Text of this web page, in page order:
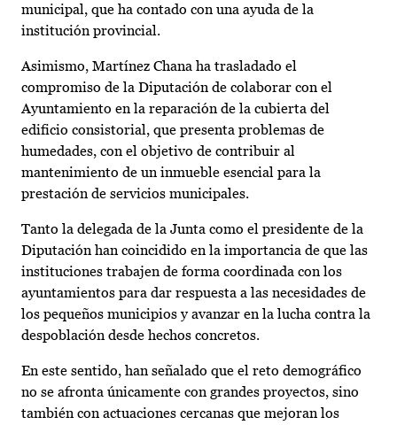
municipal, que ha contado con una ayuda de la
institución provincial.
Asimismo, Martínez Chana ha trasladado el
compromiso de la Diputación de colaborar con el
Ayuntamiento en la reparación de la cubierta del
edificio consistorial, que presenta problemas de
humedades, con el objetivo de contribuir al
mantenimiento de un inmueble esencial para la
prestación de servicios municipales.
Tanto la delegada de la Junta como el presidente de la
Diputación han coincidido en la importancia de que las
instituciones trabajen de forma coordinada con los
ayuntamientos para dar respuesta a las necesidades de
los pequeños municipios y avanzar en la lucha contra la
despoblación desde hechos concretos.
En este sentido, han señalado que el reto demográfico
no se afronta únicamente con grandes proyectos, sino
también con actuaciones cercanas que mejoran los